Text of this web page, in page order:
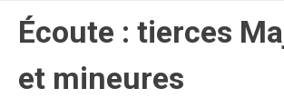
Écoute : tierces
et mineures